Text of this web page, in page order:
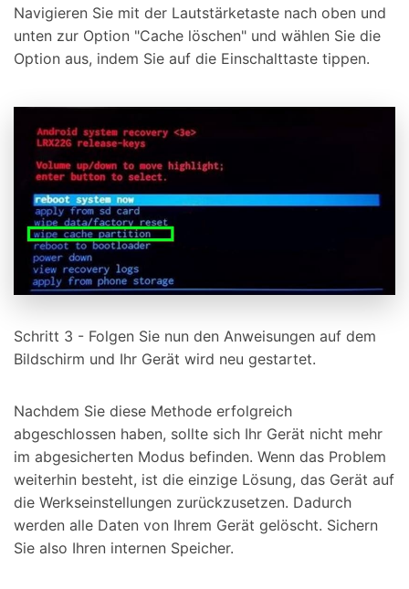
Navigieren Sie mit der Lautstärketaste nach oben und
unten zur Option "Cache löschen" und wählen Sie die
Option aus, indem Sie auf die Einschalttaste tippen.
Schritt 3 - Folgen Sie nun den Anweisungen auf dem
Bildschirm und Ihr Gerät wird neu gestartet.
Nachdem Sie diese Methode erfolgreich
abgeschlossen haben, sollte sich Ihr Gerät nicht mehr
im abgesicherten Modus befinden. Wenn das Problem
weiterhin besteht, ist die einzige Lösung, das Gerät auf
die Werkseinstellungen zurückzusetzen. Dadurch
werden alle Daten von Ihrem Gerät gelöscht. Sichern
Sie also Ihren internen Speicher.